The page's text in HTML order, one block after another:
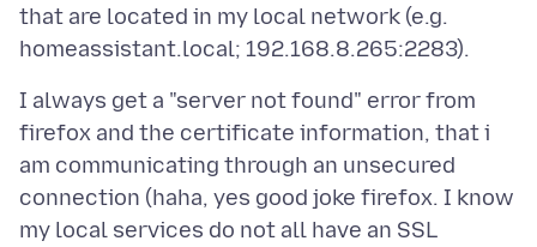
that are located in my local network (e.g.
I always get a "server not found" error from
firefox and the certificate information, that i
am communicating through an unsecured
connection (haha, yes good joke firefox. I know
my local services do not all have an SSL